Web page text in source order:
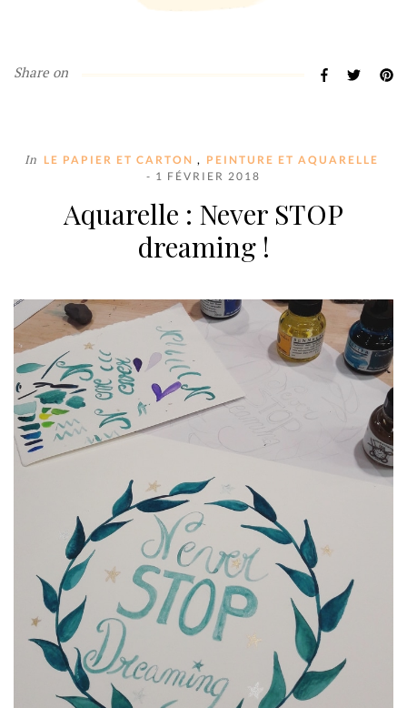
Share on
In LE PAPIER ET CARTON , PEINTURE ET AQUARELLE
- 1 FÉVRIER 2018
Aquarelle : Never STOP
dreaming !